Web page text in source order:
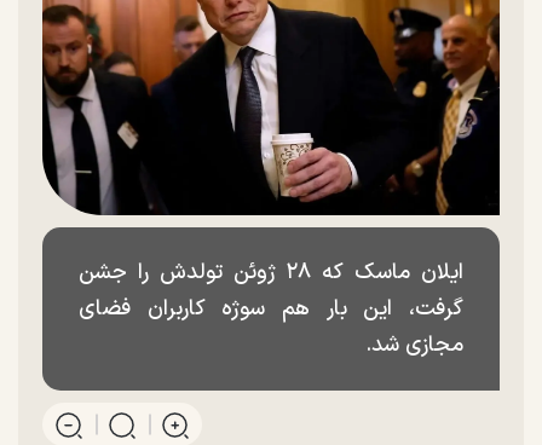
ایلان ماسک که ۲۸ ژوئن تولدش را جشن
گرفت، این بار هم سوژه کاربران فضای
مجازی شد.